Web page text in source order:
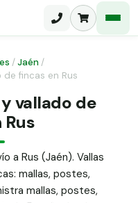
/Jaén /
de fincas en Rus
vallado de
a Rus (Jaén). Vallas
mallas, postes,
mallas, postes,